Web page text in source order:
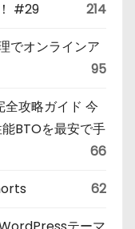
#29
214
でオンラインア
95
全攻略ガイド 今
BTOを最安で手
66
62